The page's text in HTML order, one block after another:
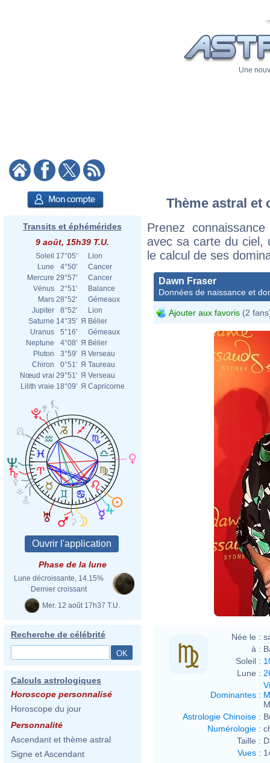
Une
Transits et éphémérides
9 août, 15h39 T.U.
Soleil 17°05'
Lion
Lune
4°50'
Cancer
Mercure 29°57'
Cancer
Vénus
2°51'
Balance
Mars 28°52'
Gémeaux
Jupiter
8°52'
Lion
Saturne 14°35' Я Bélier
Uranus
5°16'
Gémeaux
Neptune
4°08' Я Bélier
Pluton
3°59' Я Verseau
Chiron
0°51' Я Taureau
Nœud vrai 29°51' Я Verseau
Lilith vraie 18°09' Я Capricorne
Phase de la lune
Lune décroissante, 14.15%
Dernier croissant
Mer. 12 août 17h37 T.U.
Recherche de célébrité
Calculs astrologiques
Horoscope personnalisé
Horoscope du jour
Personnalité
Ascendant et thème astral
Signe et Ascendant
Thème astral et
Prenez
avec sa carte du ciel,
le calcul de ses
Dawn Fraser
Données de naissance et
Ajouter aux favoris (2
Eva
Née le :
à :
Soleil :
Lune :
Dominantes :
Astrologie Chinoise :
Numérologie :
Taille :
Vues :